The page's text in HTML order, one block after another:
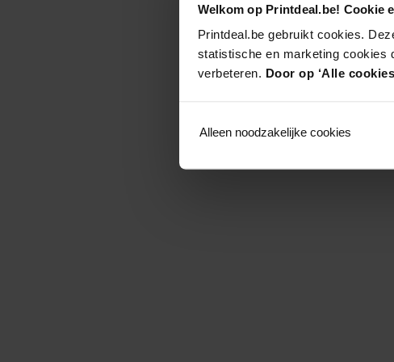
Welkom op Printdeal.be! Cookie
Printdeal.be gebruikt cookies.
statistische en marketing cookies
verbeteren. Door op ‘Alle
Alleen noodzakelijke cookies